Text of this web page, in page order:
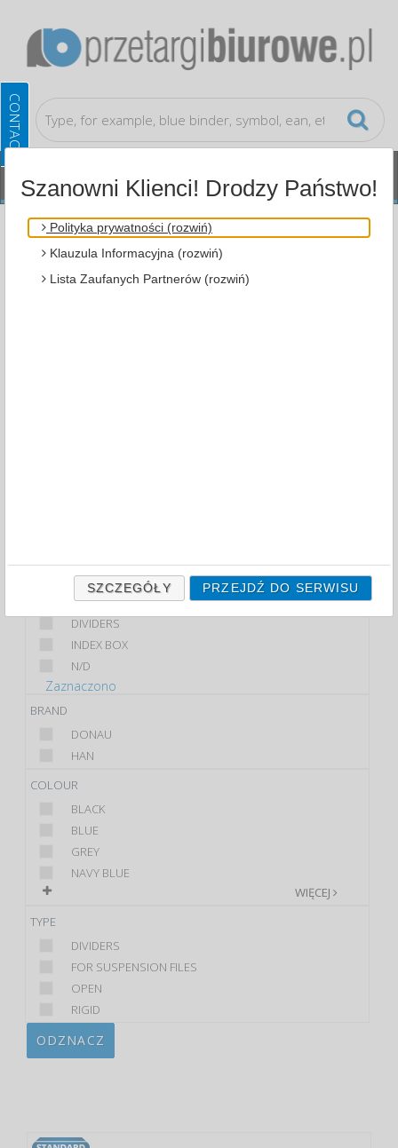
Document archiving
Small Archive File Boxes and
Index Card Systems
ALL CATEGORIES
PRODUCT
MINI ARCHIVE
DIVIDERS
INDEX BOX
N/D
Zaznaczono
BRAND
DONAU
HAN
COLOUR
BLACK
BLUE
GREY
NAVY BLUE
WIĘCEJ
TYPE
DIVIDERS
FOR SUSPENSION FILES
OPEN
RIGID
ODZNACZ
Szanowni Klienci! Drodzy Państwo!
Polityka prywatności (rozwiń)
Klauzula Informacyjna (rozwiń)
Lista Zaufanych Partnerów (rozwiń)
SZCZEGÓŁY PRZEJDŹ DO SERWISU